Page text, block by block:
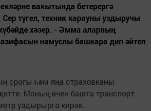
вакытында бетерергә
түгел, техник карауны уздыручы
хәзер. - Әмма аларның
намуслы башкара дип әйтеп
срогы һәм яңа страховканы
Моның өчен башта транспорт
уздырырга кирәк.